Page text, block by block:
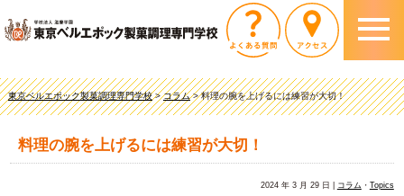
東京ベルエポック製菓調理専門学校>コラム>料理の腕を上げるには練習が大切！
料理の腕を上げるには練習が大切！
2024 年 3 月 29 日 | コラム ・ Topics